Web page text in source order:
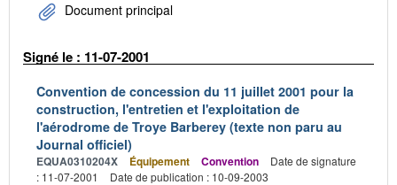
Document principal
Signé le : 11-07-2001
Convention de concession du 11 juillet 2001 pour la
construction, l'entretien et l'exploitation de
l'aérodrome de Troye Barberey (texte non paru au
Journal officiel)
EQUA0310204X Équipement Convention
Date de signature
: 11-07-2001
Date de publication : 10-09-2003